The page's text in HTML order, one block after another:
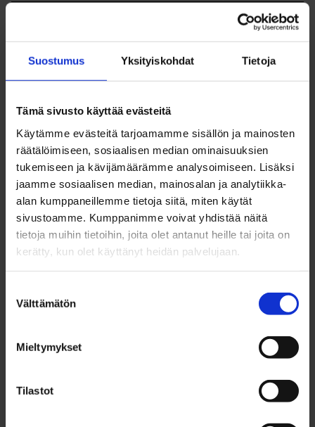
Suostumus Yksityiskohdat Tietoja
Tämä sivusto käyttää evästeitä
Käytämme evästeitä tarjoamamme sisällön ja mainosten
räätälöimiseen, sosiaalisen median ominaisuuksien
tukemiseen ja kävijämäärämme analysoimiseen. Lisäksi
jaamme sosiaalisen median, mainosalan ja analytiikka-
alan kumppaneillemme tietoja siitä, miten käytät
sivustoamme. Kumppanimme voivat yhdistää näitä
tietoja muihin tietoihin, joita olet antanut heille tai joita on
kerätty, kun olet käyttänyt heidän palvelujaan.
valinta
Välttämätön
Mieltymykset
Tilastot
MYYDÄÄN Ei
VUOKRATAAN Kyllä
KORTTELIN NUMERO 4
TONTIN NUMERO 106
RAKENNUSOIKEUS
Kari Viik, p. 040 575 8082